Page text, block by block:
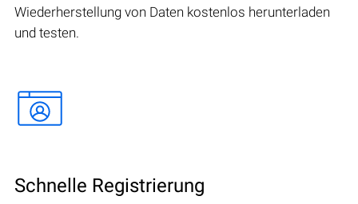
Wiederherstellung von Daten kostenlos herunterladen
und testen.
Schnelle Registrierung